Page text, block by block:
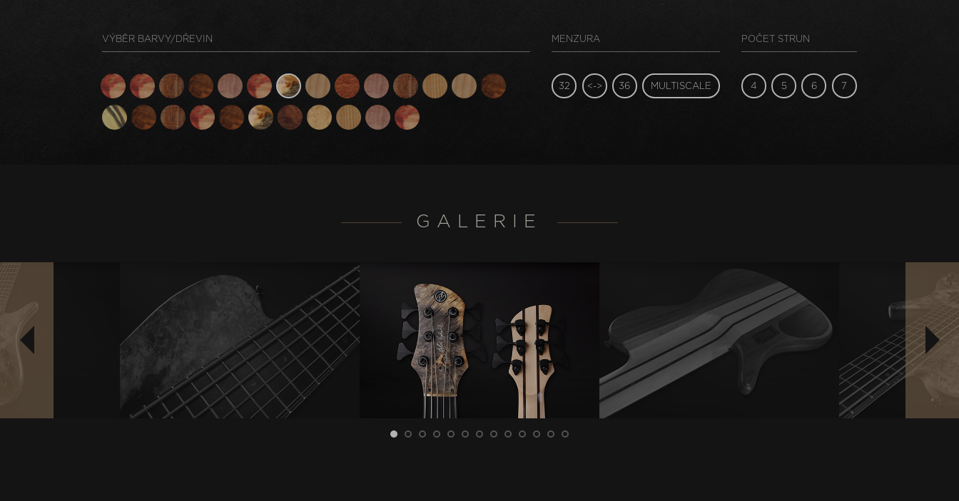
VÝBĚR BARVY/DŘEVIN MENZURA
32 <-> 36 MULTISCALE
POČET STRUN
4 5 6 7
GALERIE